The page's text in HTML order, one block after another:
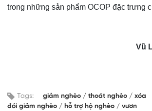
trong những sản phẩm OCOP đặc trưng
Vũ
Tags: giảm nghèo thoát nghèo
xóa
đói giảm nghèo
hỗ trợ hộ nghèo
vươn